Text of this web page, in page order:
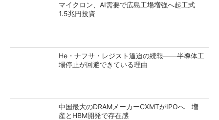
マイクロン、AI需要で広島工場増強へ起工式
1.5兆円投資
He・ナフサ・レジスト逼迫の続報――半導体工
場停止が回避できている理由
中国最大のDRAMメーカーCXMTがIPOへ 増
産とHBM開発で存在感